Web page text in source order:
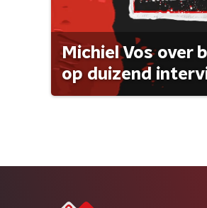
Michiel Vos over
op duizend